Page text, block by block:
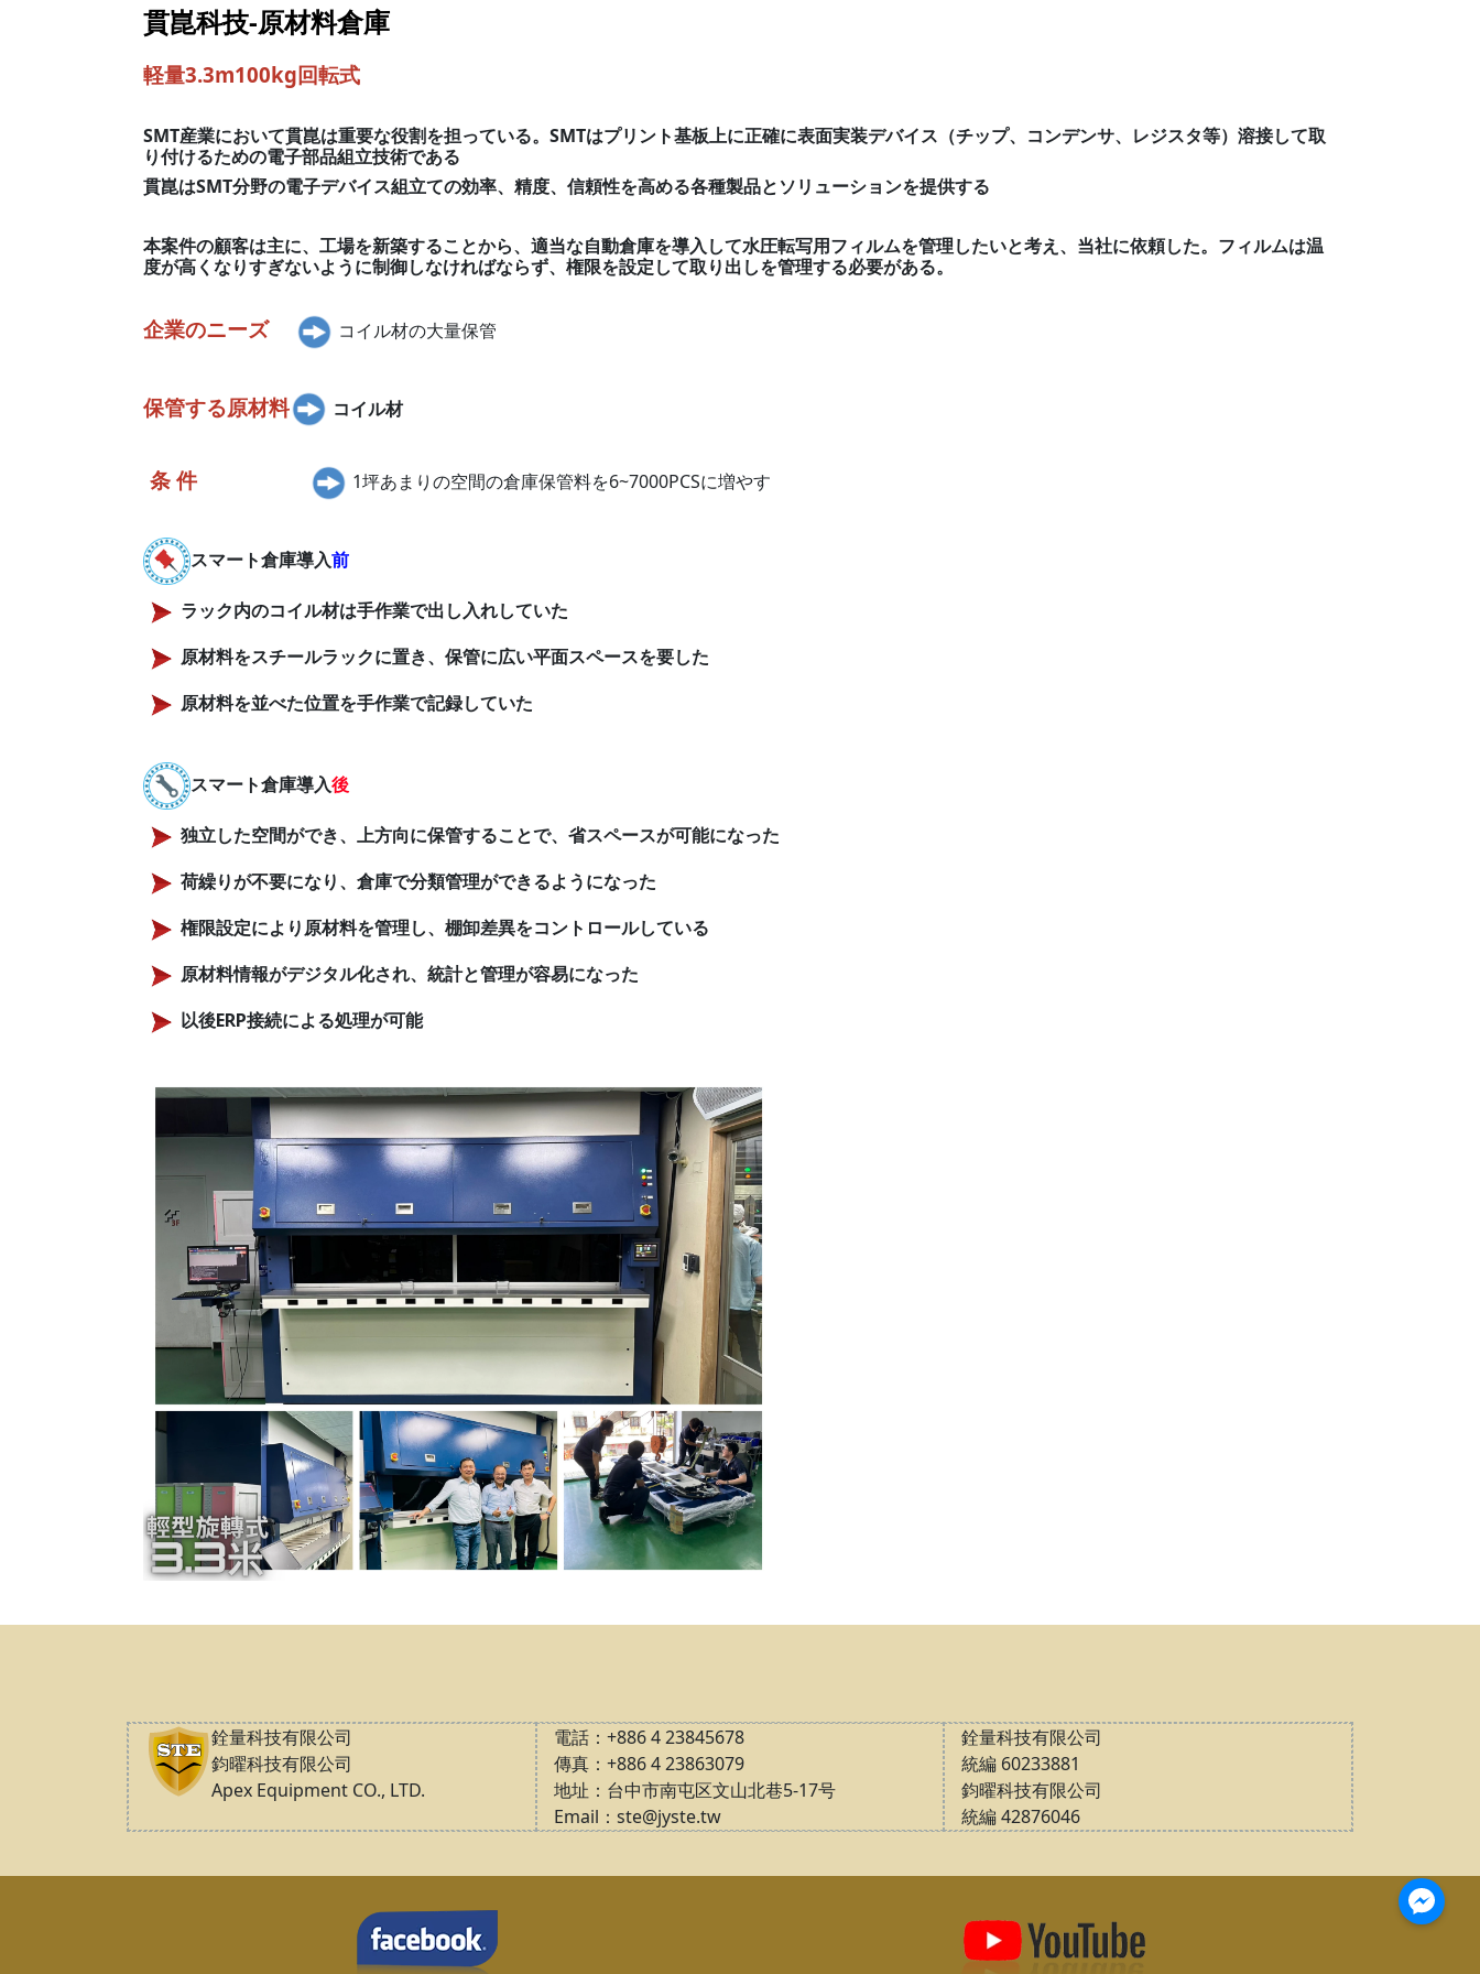
貫崑科技-原材料倉庫
軽量3.3m100kg回転式
SMT産業において貫崑は重要な役割を担っている。SMTはプリント基板上に正確に表面実装デバイス（チップ、コンデンサ、レジスタ等）溶接して取
り付けるための電子部品組立技術である
貫崑はSMT分野の電子デバイス組立ての効率、精度、信頼性を高める各種製品とソリューションを提供する
本案件の顧客は主に、工場を新築することから、適当な自動倉庫を導入して水圧転写用フィルムを管理したいと考え、当社に依頼した。フィルムは温
度が高くなりすぎないように制御しなければならず、権限を設定して取り出しを管理する必要がある。
企業のニーズ コイル材の大量保管
保管する原材料 コイル材
条 件 1坪あまりの空間の倉庫保管料を6~7000PCSに増やす
スマート倉庫導入前
ラック内のコイル材は手作業で出し入れしていた
原材料をスチールラックに置き、保管に広い平面スペースを要した
原材料を並べた位置を手作業で記録していた
スマート倉庫導入後
独立した空間ができ、上方向に保管することで、省スペースが可能になった
荷繰りが不要になり、倉庫で分類管理ができるようになった
権限設定により原材料を管理し、棚卸差異をコントロールしている
原材料情報がデジタル化され、統計と管理が容易になった
以後ERP接続による処理が可能
銓量科技有限公司
鈞曜科技有限公司
Apex Equipment CO., LTD.
電話：+886 4 23845678
傳真：+886 4 23863079
地址：台中市南屯区文山北巷5-17号
Email：ste@jyste.tw
銓量科技有限公司
統編 60233881
鈞曜科技有限公司
統編 42876046